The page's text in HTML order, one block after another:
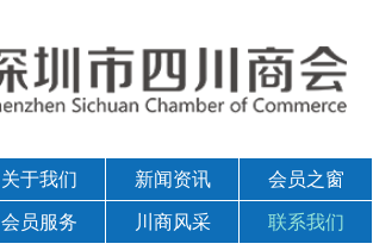
关于我们 新闻资讯 会员之窗
会员服务 川商风采
联系我们